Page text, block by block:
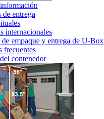
de entrega
internacionales
empaque y entrega de U-Box
frecuentes
contenedor